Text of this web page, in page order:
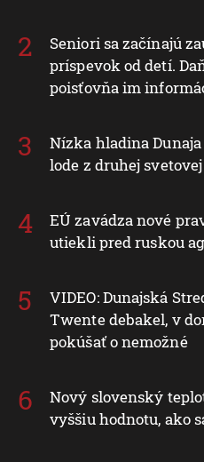
Seniori sa začínajú
príspevok od detí.
poisťovňa im
Nízka hladina
lode z druhej
EÚ zavádza nové
utiekli pred ruskou
VIDEO: Dunajská
Twente debakel, v
pokúšať o nemožné
Nový slovenský
vyššiu hodnotu, ako